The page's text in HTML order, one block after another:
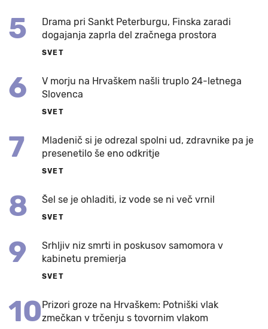
5
Drama pri Sankt Peterburgu, Finska zaradi
dogajanja zaprla del zračnega prostora
SVET
6
V morju na Hrvaškem našli truplo 24-letnega
Slovenca
SVET
7
Mladenič si je odrezal spolni ud, zdravnike pa je
presenetilo še eno odkritje
SVET
8 Šel se je ohladiti, iz vode se ni več vrnil
SVET
9
Srhljiv niz smrti in poskusov samomora v
kabinetu premierja
SVET
10Prizori groze na Hrvaškem: Potniški vlak
zmečkan v trčenju s tovornim vlakom